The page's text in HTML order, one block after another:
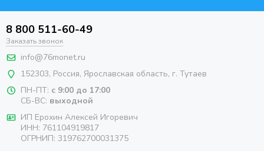
8 800 511-60-49
Заказать звонок
info@76monet.ru
152303, Россия, Ярославская область, г. Тутаев
ПН-ПТ: с 9:00 до 17:00
СБ-ВС: выходной
ИП Ерохин Алексей Игоревич
ИНН: 761104919817
ОГРНИП: 319762700031375